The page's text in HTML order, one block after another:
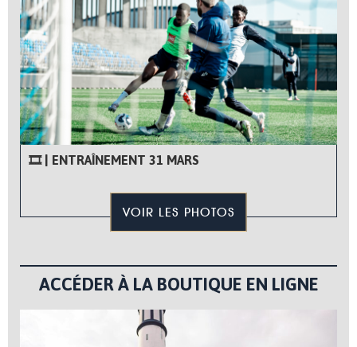
🎞 | ENTRAÎNEMENT 31 MARS
VOIR LES PHOTOS
ACCÉDER À LA BOUTIQUE EN LIGNE